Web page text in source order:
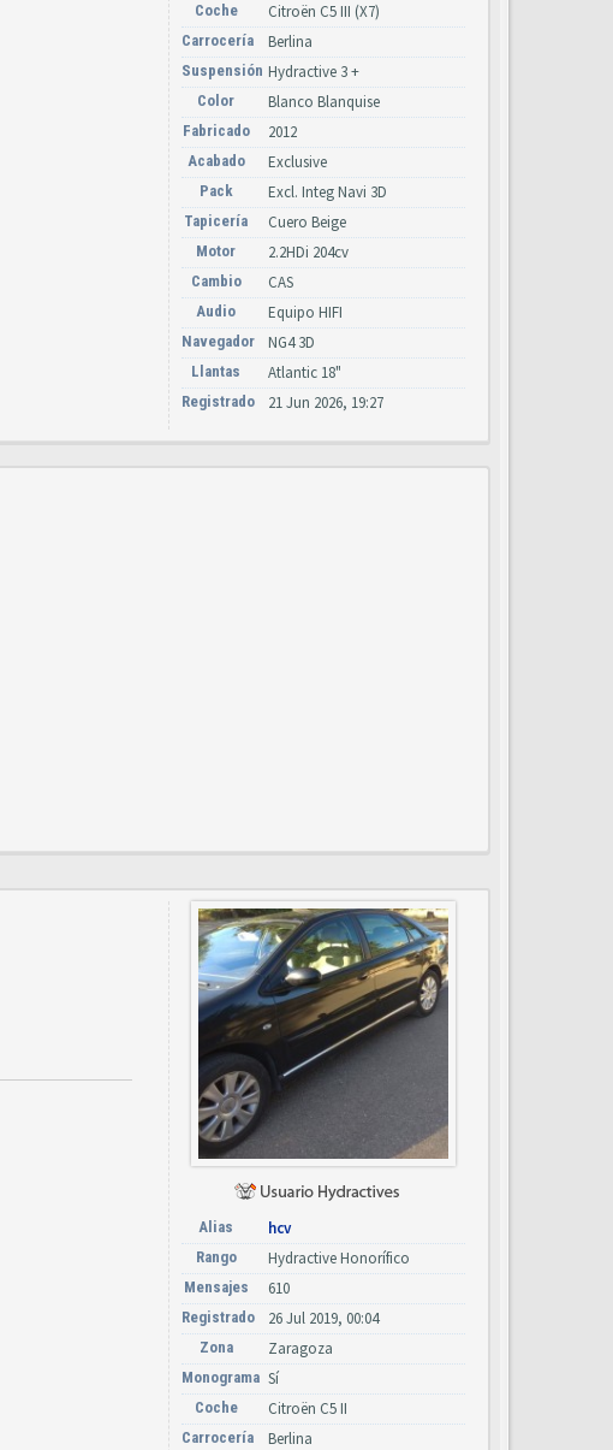
Coche Citroën C5 III (X7)
Carrocería Berlina
Suspensión Hydractive 3 +
Color Blanco Blanquise
Fabricado 2012
Acabado Exclusive
Pack Excl. Integ Navi 3D
Tapicería Cuero Beige
Motor 2.2HDi 204cv
Cambio CAS
Audio Equipo HIFI
Navegador NG4 3D
Llantas Atlantic 18"
Registrado 21 Jun 2026, 19:27
Alias hcv
Rango Hydractive Honorífico
Mensajes 610
Registrado 26 Jul 2019, 00:04
Zona Zaragoza
Monograma Sí
Coche Citroën C5 II
Carrocería Berlina